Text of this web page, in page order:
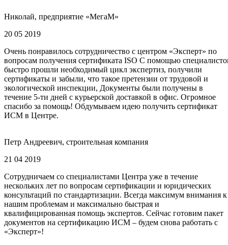
Николай, предприятие «МегаМ»
20 05 2019
Очень понравилось сотрудничество с центром «Эксперт» по
вопросам получения сертификата ISO С помощью
быстро прошли необходимый цикл экспертиз, получили
сертификаты и забыли, что такое претензии от трудовой и
экологической инспекции, Документы были получены в
течение 5-ти дней с курьерской доставкой в офис. Огромное
спасибо за помощь! Обдумываем идею получить сертификат
ИСМ в Центре.
Петр Андреевич, строительная компания
21 04 2019
Сотрудничаем со специалистами Центра уже в течение
нескольких лет по вопросам сертификации и юридических
консультаций по стандартизации. Всегда максимум внимания к
нашим проблемам и максимально быстрая и
квалифицированная помощь экспертов. Сейчас готовим пакет
документов на сертификацию ИСМ – будем снова работать с
«Эксперт»!